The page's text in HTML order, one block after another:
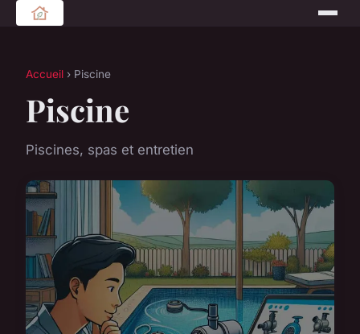
Accueil › Piscine
Piscine
Piscines, spas et entretien